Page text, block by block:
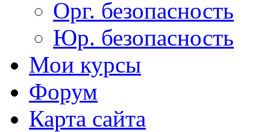
Орг. безопасность
Юр. безопасность
Мои курсы
Форум
Карта сайта